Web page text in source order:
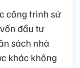
công trình sử
đầu tư
sách nhà
khác không